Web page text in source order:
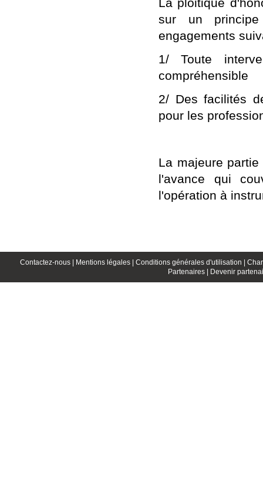
sur un
engagements
1/ Toute
compréhensible
2/ Des facilités
pour les
La majeure
l'avance qui
l'opération à
Contactez-nous | Mentions légales | Conditions générales d'utilisation |
Partenaires | Devenir